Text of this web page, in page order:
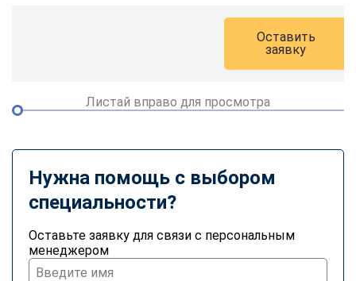
Оставить
заявку
Листай вправо для просмотра
Нужна помощь с выбором
специальности?
Оставьте заявку для связи с персональным
менеджером